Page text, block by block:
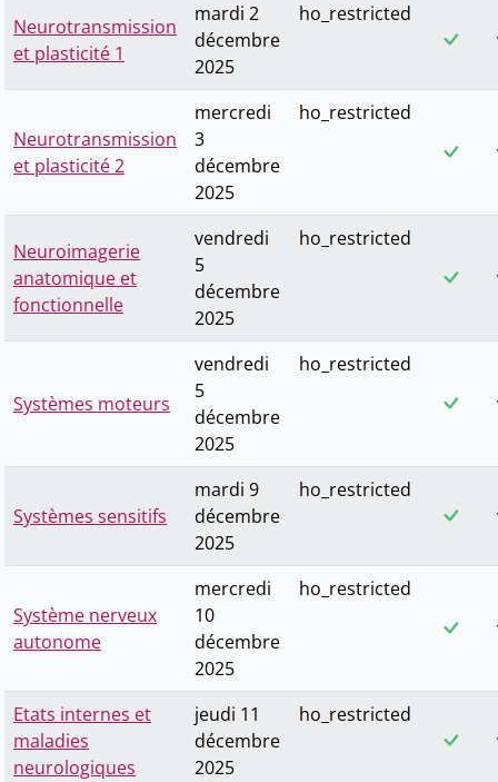
Neurotransmission
et plasticité 1
mardi 2
décembre
2025
ho_restricted
Neurotransmission
et plasticité 2
mercredi
3
décembre
2025
ho_restricted
Neuroimagerie
anatomique et
fonctionnelle
vendredi
5
décembre
2025
ho_restricted
Systèmes moteurs
vendredi
5
décembre
2025
ho_restricted
Systèmes sensitifs
mardi 9
décembre
2025
ho_restricted
Système nerveux
autonome
mercredi
10
décembre
2025
ho_restricted
Etats internes et
maladies
neurologiques
jeudi 11
décembre
2025
ho_restricted